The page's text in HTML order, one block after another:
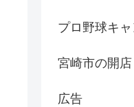
プロ野球キ
宮崎市の開
広告